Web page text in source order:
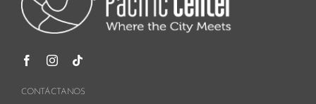
CONTÁCTANOS